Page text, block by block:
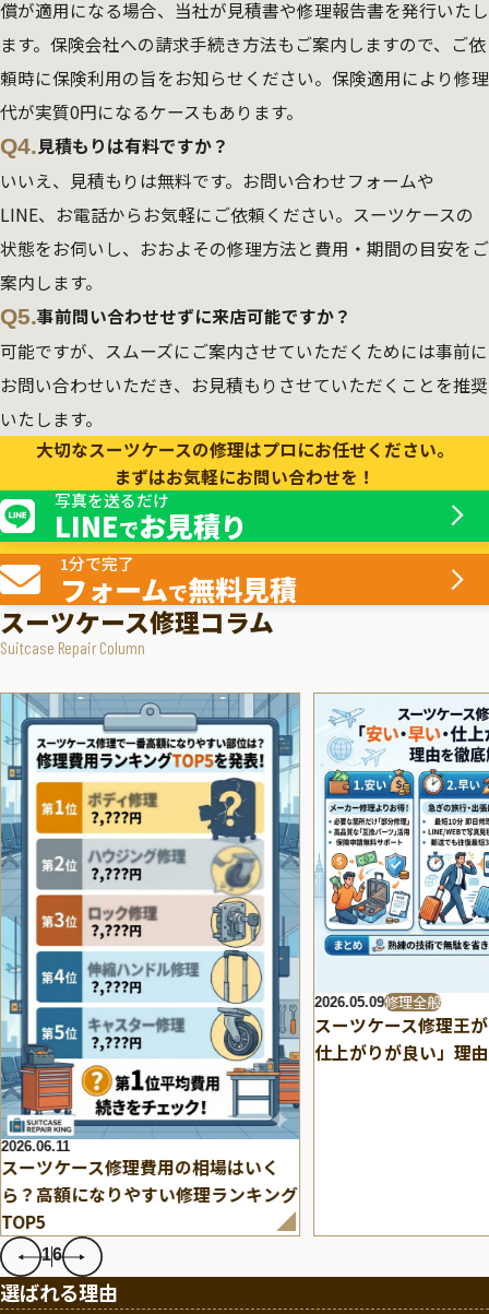
償が適用になる場合、当社が見積書や修理報告書を発行いたし
ます。保険会社への請求手続き方法もご案内しますので、ご依
頼時に保険利用の旨をお知らせください。保険適用により修理
代が実質0円になるケースもあります。
Q4.見積もりは有料ですか？
いいえ、見積もりは無料です。お問い合わせフォームや
LINE、お電話からお気軽にご依頼ください。スーツケースの
状態をお伺いし、おおよその修理方法と費用・期間の目安をご
案内します。
Q5.事前問い合わせせずに来店可能ですか？
可能ですが、スムーズにご案内させていただくためには事前に
お問い合わせいただき、お見積もりさせていただくことを推奨
いたします。
大切なスーツケースの修理はプロにお任せください。
まずはお気軽にお問い合わせを！
写真を送るだけ
LINEでお見積り
1分で完了
フォームで無料見積
スーツケース修理コラム
Suitcase Repair Column
2026.06.11
スーツケース修理費用の相場はいく
ら？高額になりやすい修理ランキング
TOP5
2026.05.09修理全般
スーツケース修理王
仕上がりが良い」理
16
選ばれる理由